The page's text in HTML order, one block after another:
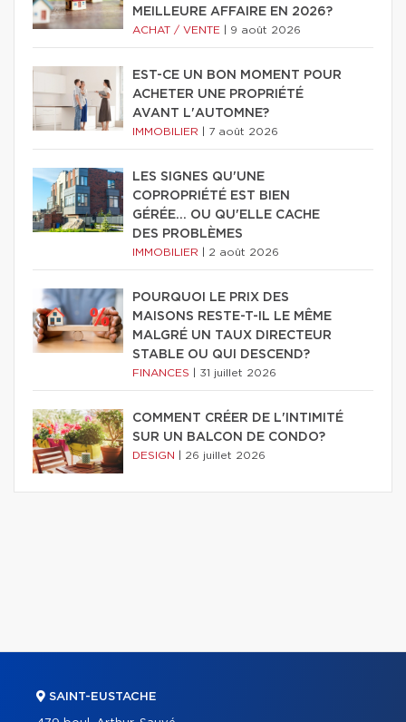
MEILLEURE AFFAIRE EN 2026?
ACHAT / VENTE 9 août 2026
EST-CE UN BON MOMENT POUR
ACHETER UNE PROPRIÉTÉ
AVANT L'AUTOMNE?
IMMOBILIER 7 août 2026
LES SIGNES QU'UNE
COPROPRIÉTÉ EST BIEN
GÉRÉE… OU QU'ELLE CACHE
DES PROBLÈMES
IMMOBILIER 2 août 2026
POURQUOI LE PRIX DES
MAISONS RESTE-T-IL LE MÊME
MALGRÉ UN TAUX DIRECTEUR
STABLE OU QUI DESCEND?
FINANCES 31 juillet 2026
COMMENT CRÉER DE L'INTIMITÉ
SUR UN BALCON DE CONDO?
DESIGN 26 juillet 2026
SAINT-EUSTACHE